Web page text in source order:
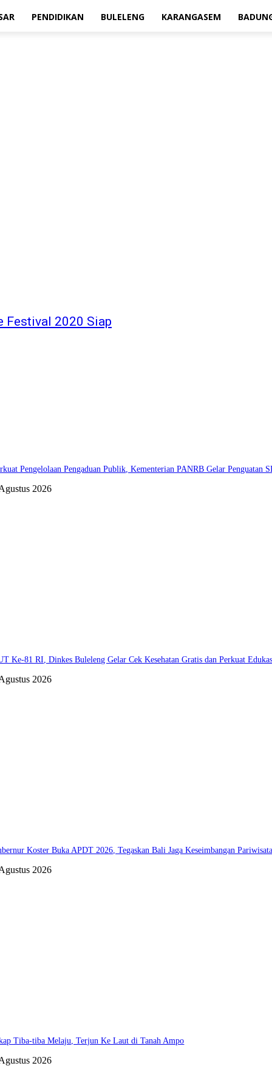
PENDIDIKAN BULELENG KARANGASEM
Festival 2020 Siap
Pengelolaan Pengaduan Publik, Kementerian PANRB Gelar Penguatan
2026
Ke-81 RI, Dinkes Buleleng Gelar Cek Kesehatan Gratis dan Perkuat
2026
Koster Buka APDT 2026, Tegaskan Bali Jaga Keseimbangan
2026
Tiba-tiba Melaju, Terjun Ke Laut di Tanah Ampo
2026